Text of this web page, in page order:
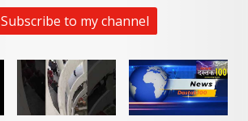
Subscribe to my channel